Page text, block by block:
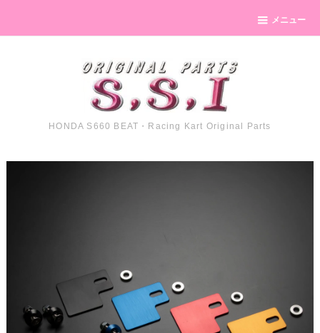
メニュー
HONDA S660 BEAT・Racing Kart Original Parts